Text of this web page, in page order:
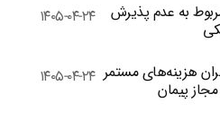
به عدم پذیرش
۱۴۰۵-۰۴-۲۴
هزینه‌های مستمر
پیمان
۱۴۰۵-۰۴-۲۴